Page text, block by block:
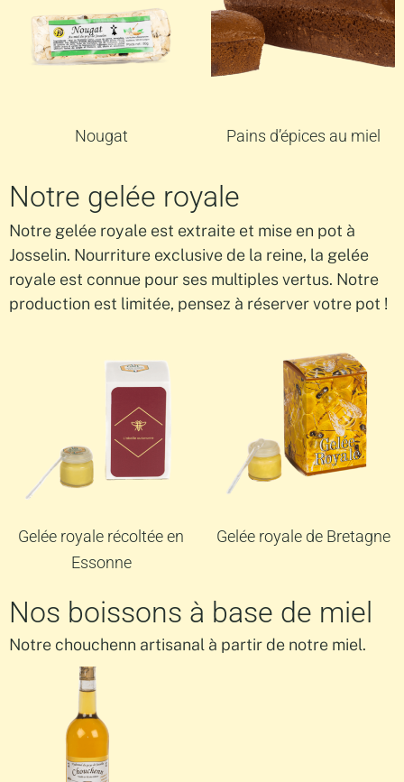
Nougat Pains d’épices au miel
Notre gelée royale
Notre gelée royale est extraite et mise en pot à
Josselin. Nourriture exclusive de la reine, la gelée
royale est connue pour ses multiples vertus. Notre
production est limitée, pensez à réserver votre pot !
Gelée royale récoltée en
Essonne
Gelée royale de Bretagne
Nos boissons à base de miel
Notre chouchenn artisanal à partir de notre miel.